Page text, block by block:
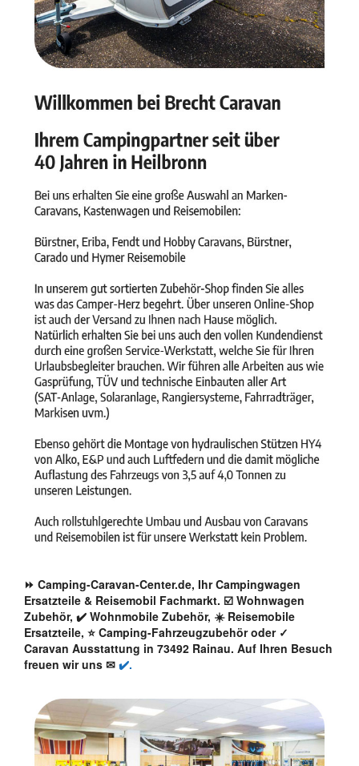
⏩ Camping-Caravan-Center.de, Ihr Campingwagen
Ersatzteile & Reisemobil Fachmarkt. ☑️ Wohnwagen
Zubehör, ✔️ Wohnmobile Zubehör, ☀️ Reisemobile
Ersatzteile, ⭐ Camping-Fahrzeugzubehör oder ✓
Caravan Ausstattung in 73492 Rainau. Auf Ihren Besuch
freuen wir uns ✉ ✔️.